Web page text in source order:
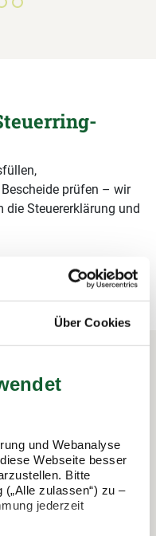
Über Cookies
und Webanalyse
Webseite besser
Bitte
zulassen“) zu –
jederzeit
prüfen – wir
die Steuererklärung und